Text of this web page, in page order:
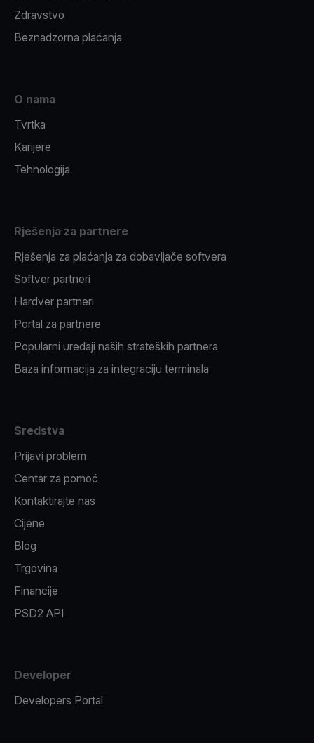
Zdravstvo
Beznadzorna plaćanja
O nama
Tvrtka
Karijere
Tehnologija
Rješenja za partnere
Rješenja za plaćanja za dobavljače softvera
Softver partneri
Hardver partneri
Portal za partnere
Popularni uređaji naših strateških partnera
Baza informacija za integraciju terminala
Sredstva
Prijavi problem
Centar za pomoć
Kontaktirajte nas
Cijene
Blog
Trgovina
Financije
PSD2 API
Developer
Developers Portal